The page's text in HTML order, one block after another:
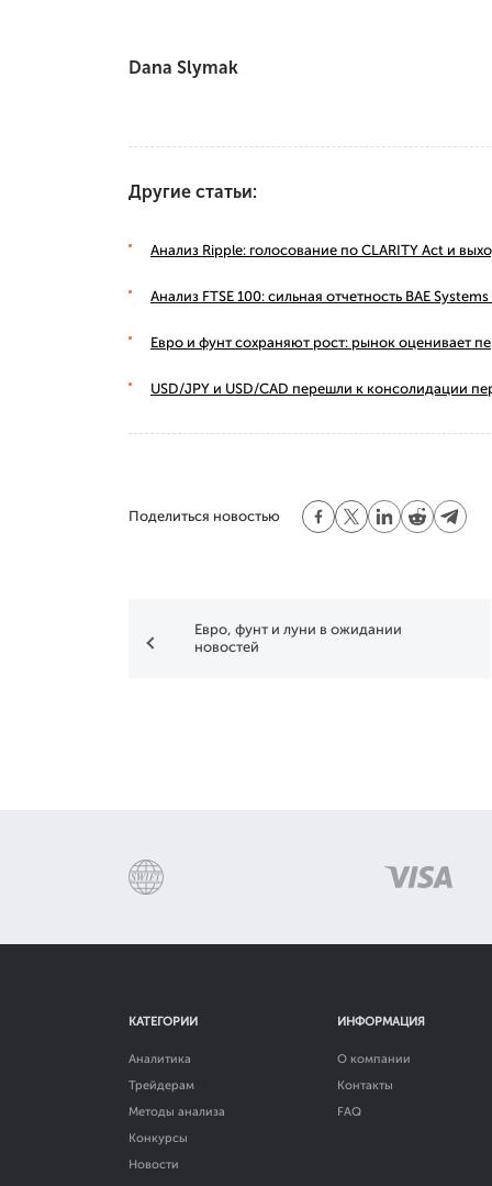
Dana Slymak
Другие статьи:
Анализ Ripple: голосование по CLARITY Act и
Анализ FTSE 100: сильная отчетность BAE
Евро и фунт сохраняют рост: рынок оценивает
USD/JPY и USD/CAD перешли к консолидации
Поделиться новостью
Евро, фунт и луни в ожидании
новостей
КАТЕГОРИИ
Аналитика
Трейдерам
Методы анализа
Конкурсы
Новости
ИНФОРМАЦИЯ
О компании
Контакты
FAQ